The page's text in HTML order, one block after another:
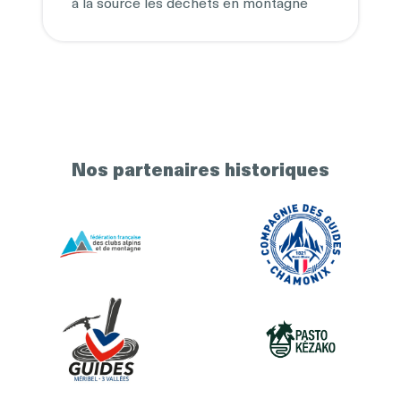
Nos partenaires historiques